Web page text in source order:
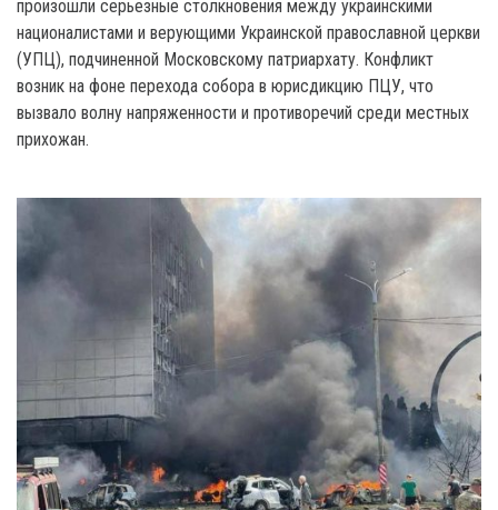
произошли серьезные столкновения между украинскими
националистами и верующими Украинской православной церкви
(УПЦ), подчиненной Московскому патриархату. Конфликт
возник на фоне перехода собора в юрисдикцию ПЦУ, что
вызвало волну напряженности и противоречий среди местных
прихожан.